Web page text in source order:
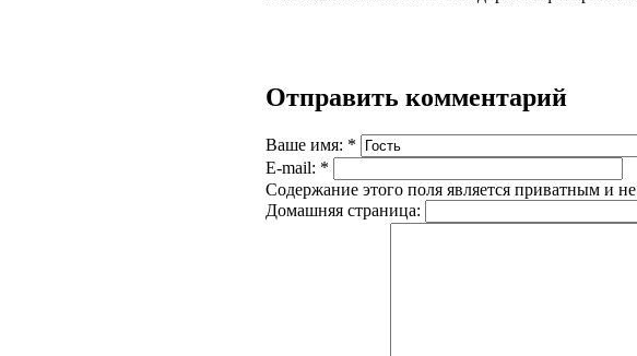
Отправить комментарий
Ваше имя: *
E-mail: *
Содержание этого поля является приватным и не
Домашняя страница: